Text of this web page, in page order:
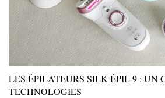
LES ÉPILATEURS SILK-ÉPIL 9 : UN
TECHNOLOGIES